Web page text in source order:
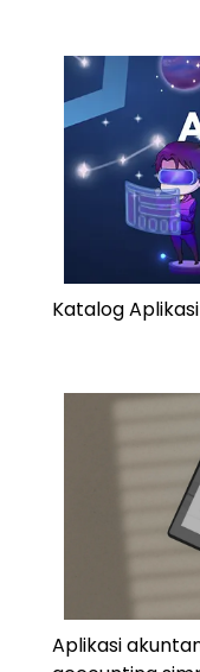
Katalog
Aplikasi